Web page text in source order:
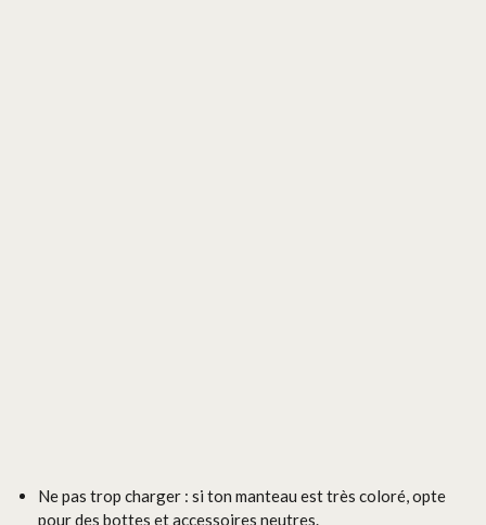
Ne pas trop charger : si ton manteau est très coloré, opte
pour des bottes et accessoires neutres.